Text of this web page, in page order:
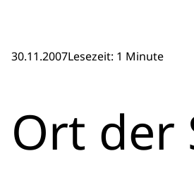
30.11.2007Lesezeit: 1 Minute
Ort der